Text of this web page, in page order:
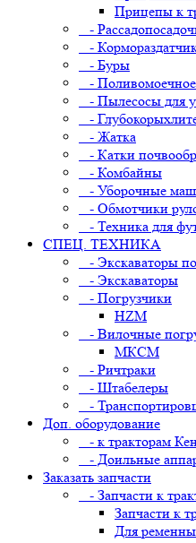
Прицепы к
-
-
- Буры
-
- Пылесосы для
-
- Жатка
- Катки
- Комбайны
- Уборочные
- Обмотчики
- Техника для
СПЕЦ. ТЕХНИКА
- Экскаваторы
- Экскаваторы
- Погрузчики
HZM
- Вилочные
МКСМ
- Ричтраки
- Штабелеры
-
Доп. оборудование
- к тракторам
- Доильные
Заказать запчасти
- Запчасти к
Запчасти к
Для